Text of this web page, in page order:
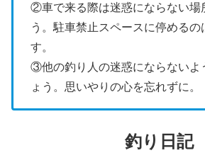
②車で来る際は迷惑にならない場
う。駐車禁止スペースに停めるの
す。
③他の釣り人の迷惑にならないよ
ょう。思いやりの心を忘れずに。
釣り日記